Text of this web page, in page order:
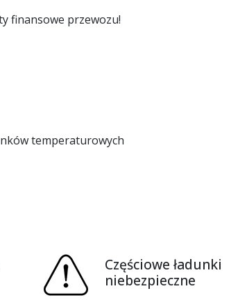
finansowe przewozu!
temperaturowych
Częściowe ładunki
niebezpieczne